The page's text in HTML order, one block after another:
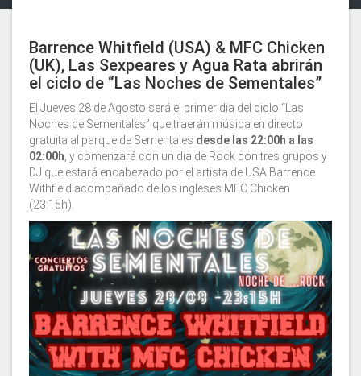
Barrence Whitfield (USA) & MFC Chicken
(UK), Las Sexpeares y Agua Rata abrirán
el ciclo de “Las Noches de Sementales”
El Jueves 28 de Agosto será el primer dia del ciclo “Las
Noches de Sementales” que traerán música en directo
gratuita al parque de Sementales desde las 22:00h a las
02:00h , y comenzará con un dia de Rock con tres grupos y
DJ que estará encabezado por el artista de USA Barrence
Withfield acompañado de los ingleses MFC Chicken
(23:15h).